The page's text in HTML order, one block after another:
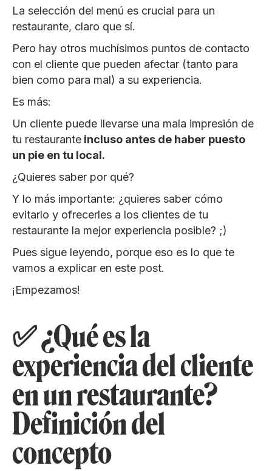
La selección del menú es crucial para un
restaurante, claro que sí.
Pero hay otros muchísimos puntos de contacto
con el cliente que pueden afectar (tanto para
bien como para mal) a su experiencia.
Es más:
Un cliente puede llevarse una mala impresión de
tu restaurante incluso antes de haber puesto
un pie en tu local.
¿Quieres saber por qué?
Y lo más importante: ¿quieres saber cómo
evitarlo y ofrecerles a los clientes de tu
restaurante la mejor experiencia posible? ;)
Pues sigue leyendo, porque eso es lo que te
vamos a explicar en este post.
¡Empezamos!
✅ ¿Qué es la
experiencia del cliente
en un restaurante?
Definición del
concepto